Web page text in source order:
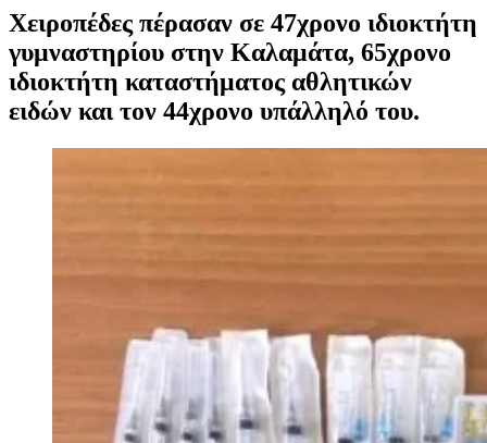
Χειροπέδες πέρασαν σε 47χρονο ιδιοκτήτη
γυμναστηρίου στην Καλαμάτα, 65χρονο
ιδιοκτήτη καταστήματος αθλητικών
ειδών και τον 44χρονο υπάλληλό του.